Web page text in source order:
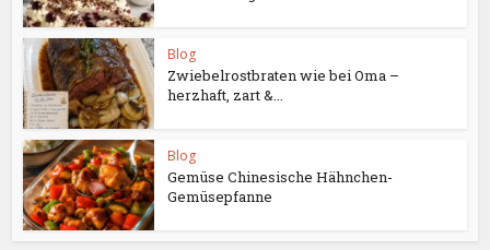
Blog
Zwiebelrostbraten wie bei Oma –
herzhaft, zart &...
Blog
Gemüse Chinesische Hähnchen-
Gemüsepfanne